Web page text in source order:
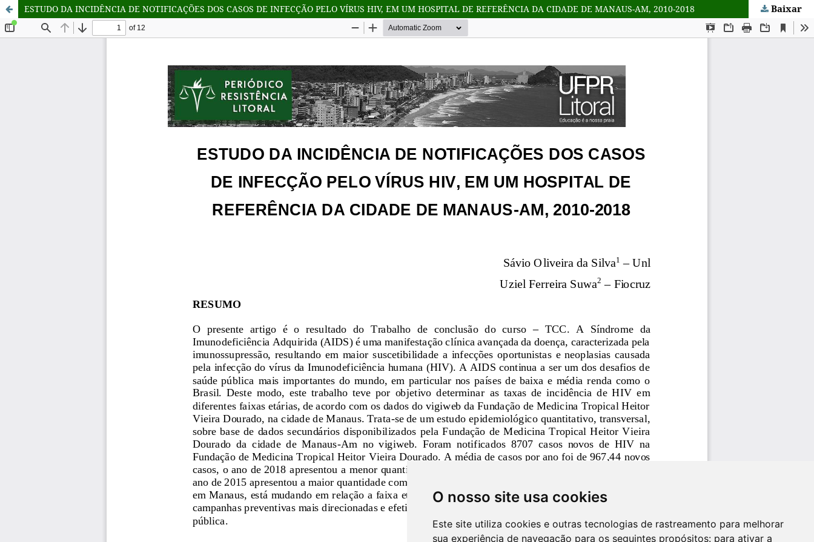
O nosso site usa cookies
Este site utiliza cookies e outras tecnologias de rastreamento para melhorar
sua experiência de navegação para os seguintes propósitos: para ativar a
ESTUDO DA INCIDÊNCIA DE NOTIFICAÇÕES DOS CASOS DE INFECÇÃO PELO VÍRUS HIV, EM UM HOSPITAL DE REFERÊNCIA DA CIDADE DE MANAUS-AM, 2010-2018 Baixar